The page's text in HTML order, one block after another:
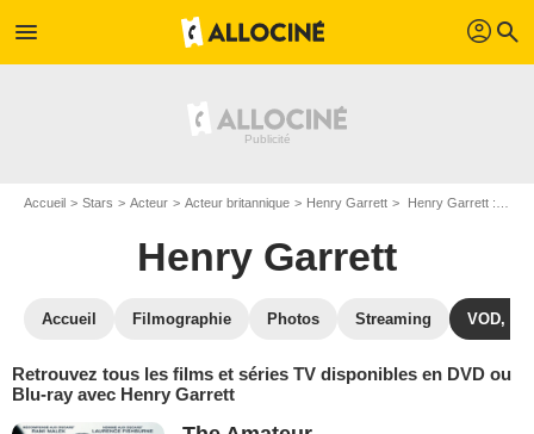
menu profil search
Accueil Stars Acteur Acteur britannique Henry Garrett Henry Garrett : ses Blu-Ray, DVD, VOD, SVOD
Henry Garrett
Accueil Filmographie Photos Streaming VOD,
Retrouvez tous les films et séries TV disponibles en DVD ou
Blu-ray avec Henry Garrett